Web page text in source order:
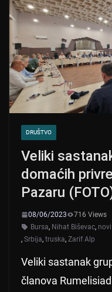
DRUŠTVO
Veliki
domaćih
Pazaru
08/06/2023
716 Views
Bursa, Nihat Biševac,
, Srbija, truska, Zarif Alp
Veliki sastanak
članova